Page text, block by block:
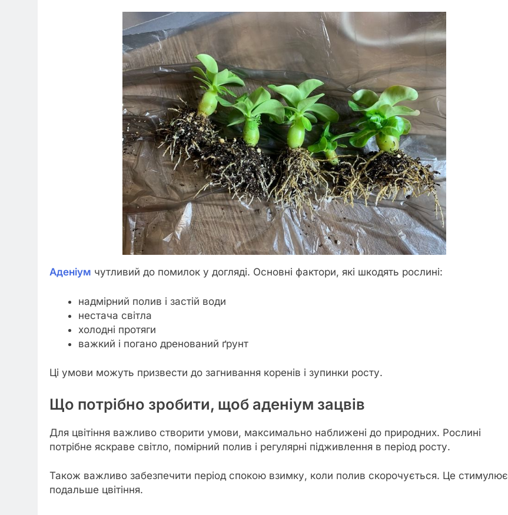
Аденіум чутливий до помилок у догляді. Основні фактори, які шкодять рослині:
надмірний полив і застій води
нестача світла
холодні протяги
важкий і погано дренований ґрунт
Ці умови можуть призвести до загнивання коренів і зупинки росту.
Що потрібно зробити, щоб аденіум зацвів
Для цвітіння важливо створити умови, максимально наближені до природних. Рослині
потрібне яскраве світло, помірний полив і регулярні підживлення в період росту.
Також важливо забезпечити період спокою взимку, коли полив скорочується. Це стимулює
подальше цвітіння.